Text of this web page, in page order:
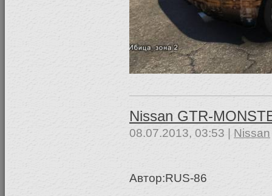
Nissan GTR-
08.07.2013, 03:53 | Nissan
Автор:RUS-86